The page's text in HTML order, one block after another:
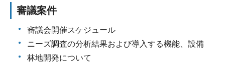
審議案件
審議会開催スケジュール
ニーズ調査の分析結果および導入する機能、設備
林地開発について